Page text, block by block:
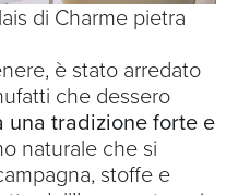
di Charme pietra
è stato arredato
che dessero
tradizione forte e
naturale che si
stoffe e